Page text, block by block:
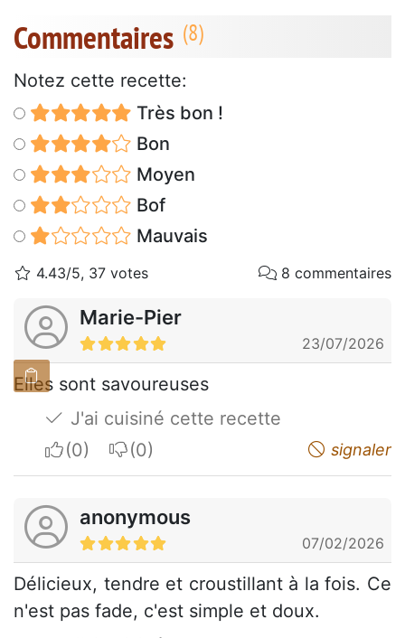
Commentaires
Notez cette recette:
Très bon !
Bon
Moyen
Bof
Mauvais
4.43/5, 37 votes 8 commentaires
Marie-Pier
23/07/2026
Elles sont savoureuses
J'ai cuisiné cette recette
I apreciateI do not appreciate signaler
anonymous
07/02/2026
Délicieux, tendre et croustillant à la fois. Ce
n'est pas fade, c'est simple et doux.